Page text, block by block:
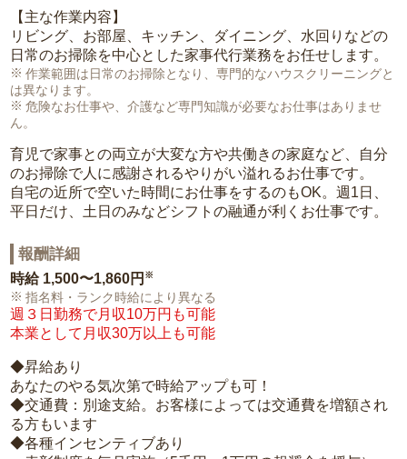
【主な作業内容】
リビング、お部屋、キッチン、ダイニング、水回りなどの
日常のお掃除を中心とした家事代行業務をお任せします。
作業範囲は日常のお掃除となり、専門的なハウスクリーニングと
は異なります。
危険なお仕事や、介護など専門知識が必要なお仕事はありませ
ん。
育児で家事との両立が大変な方や共働きの家庭など、自分
のお掃除で人に感謝されるやりがい溢れるお仕事です。
自宅の近所で空いた時間にお仕事をするのもOK。週1日、
平日だけ、土日のみなどシフトの融通が利くお仕事です。
報酬詳細
時給 1,500〜1,860円 ※
指名料・ランク時給により異なる
週３日勤務で月収10万円も可能
本業として月収30万以上も可能
◆昇給あり
あなたのやる気次第で時給アップも可！
◆交通費：別途支給。お客様によっては交通費を増額され
る方もいます
◆各種インセンティブあり